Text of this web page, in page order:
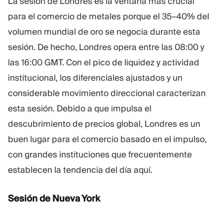
para el comercio de metales porque el 35–40% del
volumen mundial de oro se negocia durante esta
sesión. De hecho, Londres opera entre las 08:00 y
las 16:00 GMT. Con el pico de liquidez y actividad
institucional, los diferenciales ajustados y un
considerable movimiento direccional caracterizan
esta sesión. Debido a que impulsa el
descubrimiento de precios global, Londres es un
buen lugar para el comercio basado en el impulso,
con grandes instituciones que frecuentemente
establecen la tendencia del día aquí.
Sesión de Nueva York